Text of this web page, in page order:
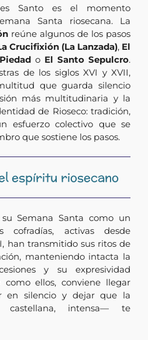
Santo es el momento
Santa riosecana. La
reúne algunos de los pasos
Crucifixión (La Lanzada), El
o El Santo Sepulcro.
de los siglos XVI y XVII,
que guarda silencio
más multitudinaria y la
de Rioseco: tradición,
esfuerzo colectivo que se
que sostiene los pasos.
espíritu riosecano
su Semana Santa como un
cofradías, activas desde
han transmitido sus ritos de
manteniendo intacta la
y su expresividad
como ellos, conviene llegar
en silencio y dejar que la
castellana, intensa— te